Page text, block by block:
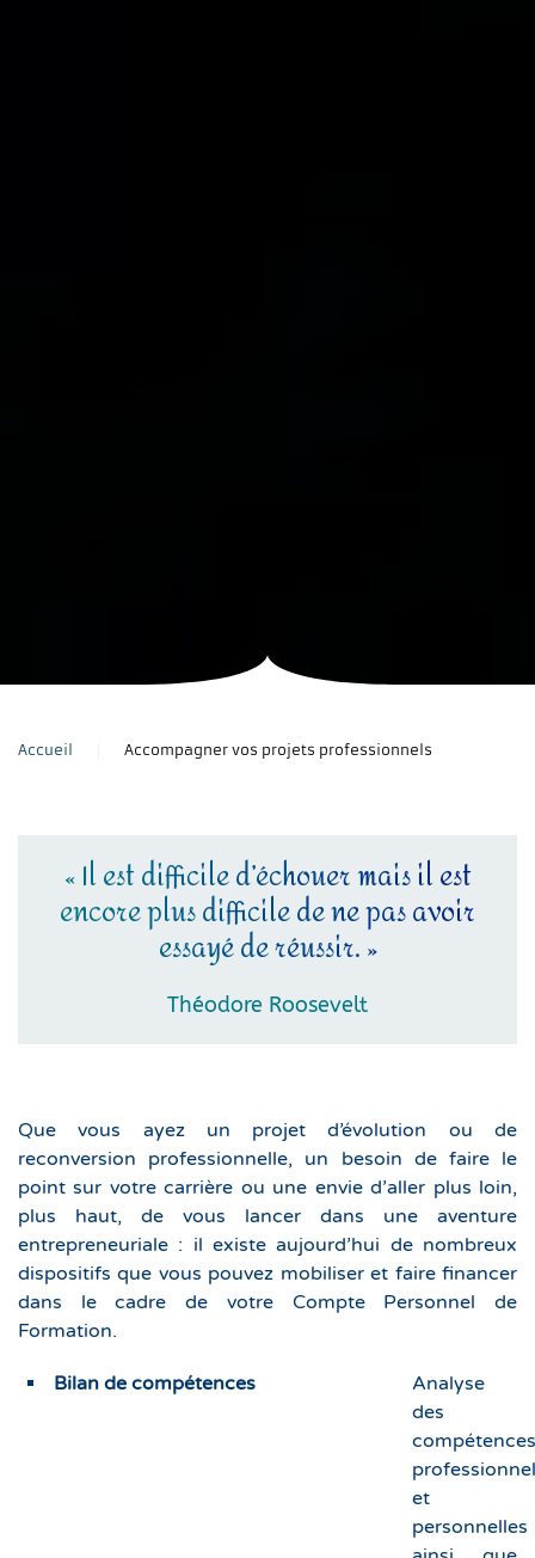
Accueil Accompagner vos projets professionnels
« Il est difficile d’échouer mais il est
encore plus difficile de ne pas avoir
essayé de réussir. »
Théodore Roosevelt
Que vous ayez un projet d’évolution ou de
reconversion professionnelle, un besoin de faire le
point sur votre carrière ou une envie d’aller plus loin,
plus haut, de vous lancer dans une aventure
entrepreneuriale : il existe aujourd’hui de nombreux
dispositifs que vous pouvez mobiliser et faire financer
dans le cadre de votre Compte Personnel de
Formation.
Bilan de compétences
Analyse
des
compétences
et
personnelles